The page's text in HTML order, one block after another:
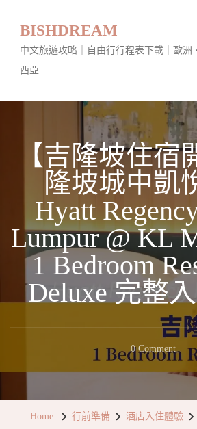
BISHDREAM
中文旅遊攻略｜自由行行程表下載｜歐洲
西亞
【吉隆坡住宿
隆坡城中凱
Hyatt
Lumpur @ KL
1 Bedroom
Deluxe 完整
0 CommentOn
Home 行前準備 酒店入住體驗